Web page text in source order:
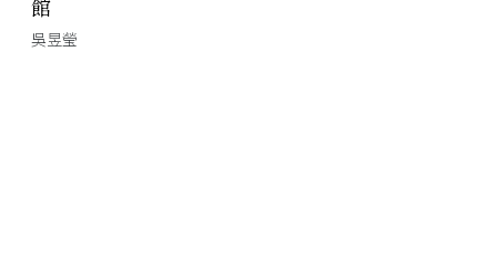
館
吳昱瑩